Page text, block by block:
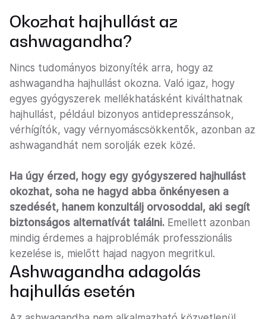
Okozhat hajhullást az
ashwagandha?
Nincs tudományos bizonyíték arra, hogy az
ashwagandha hajhullást okozna. Való igaz, hogy
egyes gyógyszerek mellékhatásként kiválthatnak
hajhullást, például bizonyos antidepresszánsok,
vérhígítók, vagy vérnyomáscsökkentők, azonban az
ashwagandhát nem sorolják ezek közé.
Ha úgy érzed, hogy egy gyógyszered hajhullást
okozhat, soha ne hagyd abba önkényesen a
szedését, hanem konzultálj orvosoddal, aki segít
biztonságos alternatívát találni. Emellett azonban
mindig érdemes a hajproblémák professzionális
kezelése is, mielőtt hajad nagyon megritkul.
Ashwagandha adagolás
hajhullás esetén